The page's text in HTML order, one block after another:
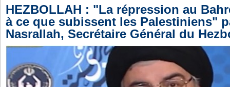
HEZBOLLAH : "La répression au
à ce que subissent les Palestiniens"
Nasrallah, Secrétaire Général du